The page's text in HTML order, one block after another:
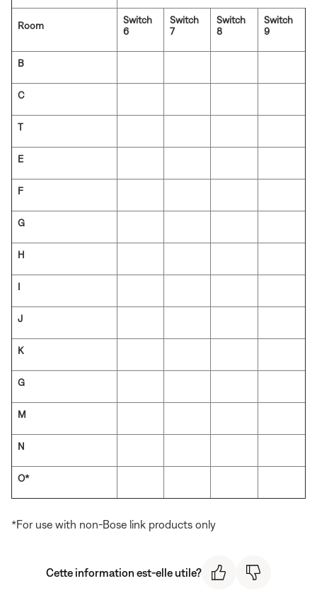
Room
Switch
6
Switch
7
Switch
8
Switch
9
B
C
T
E
F
G
H
I
J
K
G
M
N
O*
*For use with non-Bose link products only
Cette information est-elle utile?